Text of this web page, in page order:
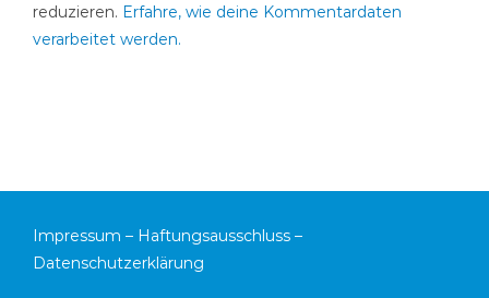
reduzieren. Erfahre, wie deine Kommentardaten
verarbeitet werden.
Impressum – Haftungsausschluss –
Datenschutzerklärung